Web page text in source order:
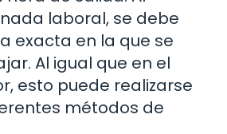
laboral, se debe
exacta en la que se
Al igual que en el
esto puede realizarse
métodos de